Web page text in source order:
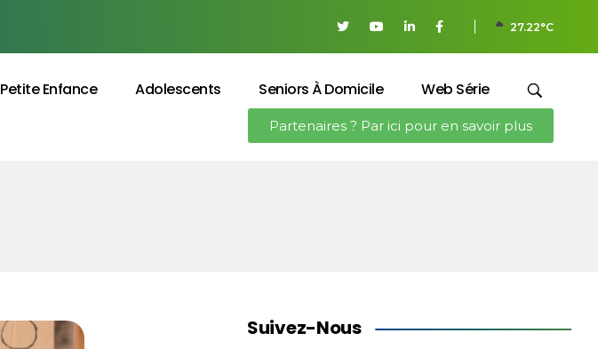
27.22°C
Petite Enfance Adolescents Seniors À Domicile Web Série
Partenaires ? Par ici pour en savoir plus
Suivez-Nous